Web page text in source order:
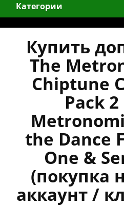
Категории
Купить
The
Chiptune
Pack
the Dance
One &
(покупка
аккаунт /